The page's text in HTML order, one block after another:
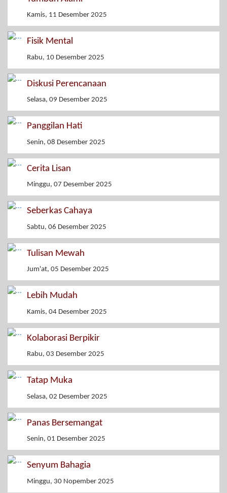
Kamis, 11 Desember 2025
Fisik Mental
Rabu, 10 Desember 2025
Diskusi Perencanaan
Selasa, 09 Desember 2025
Panggilan Hati
Senin, 08 Desember 2025
Cerita Lisan
Minggu, 07 Desember 2025
Seberkas Cahaya
Sabtu, 06 Desember 2025
Tulisan Mewah
Jum'at, 05 Desember 2025
Lebih Mudah
Kamis, 04 Desember 2025
Kolaborasi Berpikir
Rabu, 03 Desember 2025
Tatap Muka
Selasa, 02 Desember 2025
Panas Bersemangat
Senin, 01 Desember 2025
Senyum Bahagia
Minggu, 30 Nopember 2025